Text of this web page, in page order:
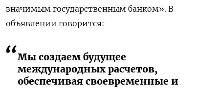
значимым государственным банком». В
объявлении говорится:
Мы создаем будущее
международных расчетов,
обеспечивая своевременные и